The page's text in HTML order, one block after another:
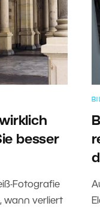
besser
Fotografie
wann verliert